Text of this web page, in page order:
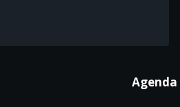
Agenda